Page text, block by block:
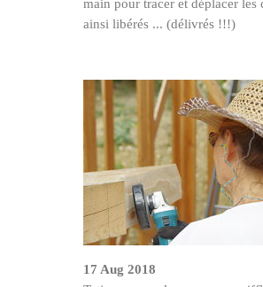
main pour tracer et déplacer les
ainsi libérés ... (délivrés !!!)
17 Aug 2018